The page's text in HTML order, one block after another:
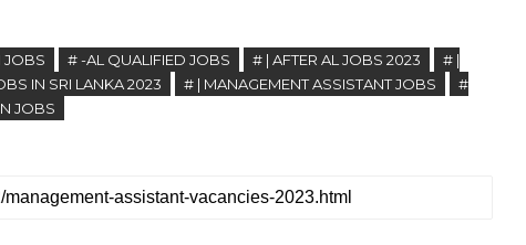
JOBS # -AL QUALIFIED JOBS # | AFTER AL JOBS 2023
# |
IN SRI LANKA 2023 # | MANAGEMENT ASSISTANT JOBS
#
JOBS